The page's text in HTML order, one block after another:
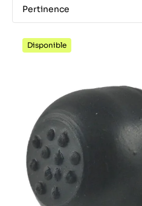
Pertinence
Disponible